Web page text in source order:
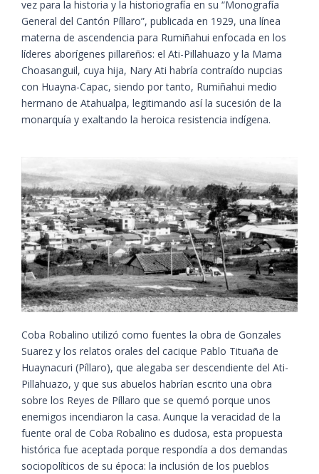
vez para la historia y la historiografía en su “Monografía
General del Cantón Píllaro”, publicada en 1929, una línea
materna de ascendencia para Rumiñahui enfocada en los
líderes aborígenes pillareños: el Ati-Pillahuazo y la Mama
Choasanguil, cuya hija, Nary Ati habría contraído nupcias
con Huayna-Capac, siendo por tanto, Rumiñahui medio
hermano de Atahualpa, legitimando así la sucesión de la
monarquía y exaltando la heroica resistencia indígena.
Coba Robalino utilizó como fuentes la obra de Gonzales
Suarez y los relatos orales del cacique Pablo Tituaña de
Huaynacuri (Píllaro), que alegaba ser descendiente del Ati-
Pillahuazo, y que sus abuelos habrían escrito una obra
sobre los Reyes de Píllaro que se quemó porque unos
enemigos incendiaron la casa. Aunque la veracidad de la
fuente oral de Coba Robalino es dudosa, esta propuesta
histórica fue aceptada porque respondía a dos demandas
sociopolíticos de su época: la inclusión de los pueblos